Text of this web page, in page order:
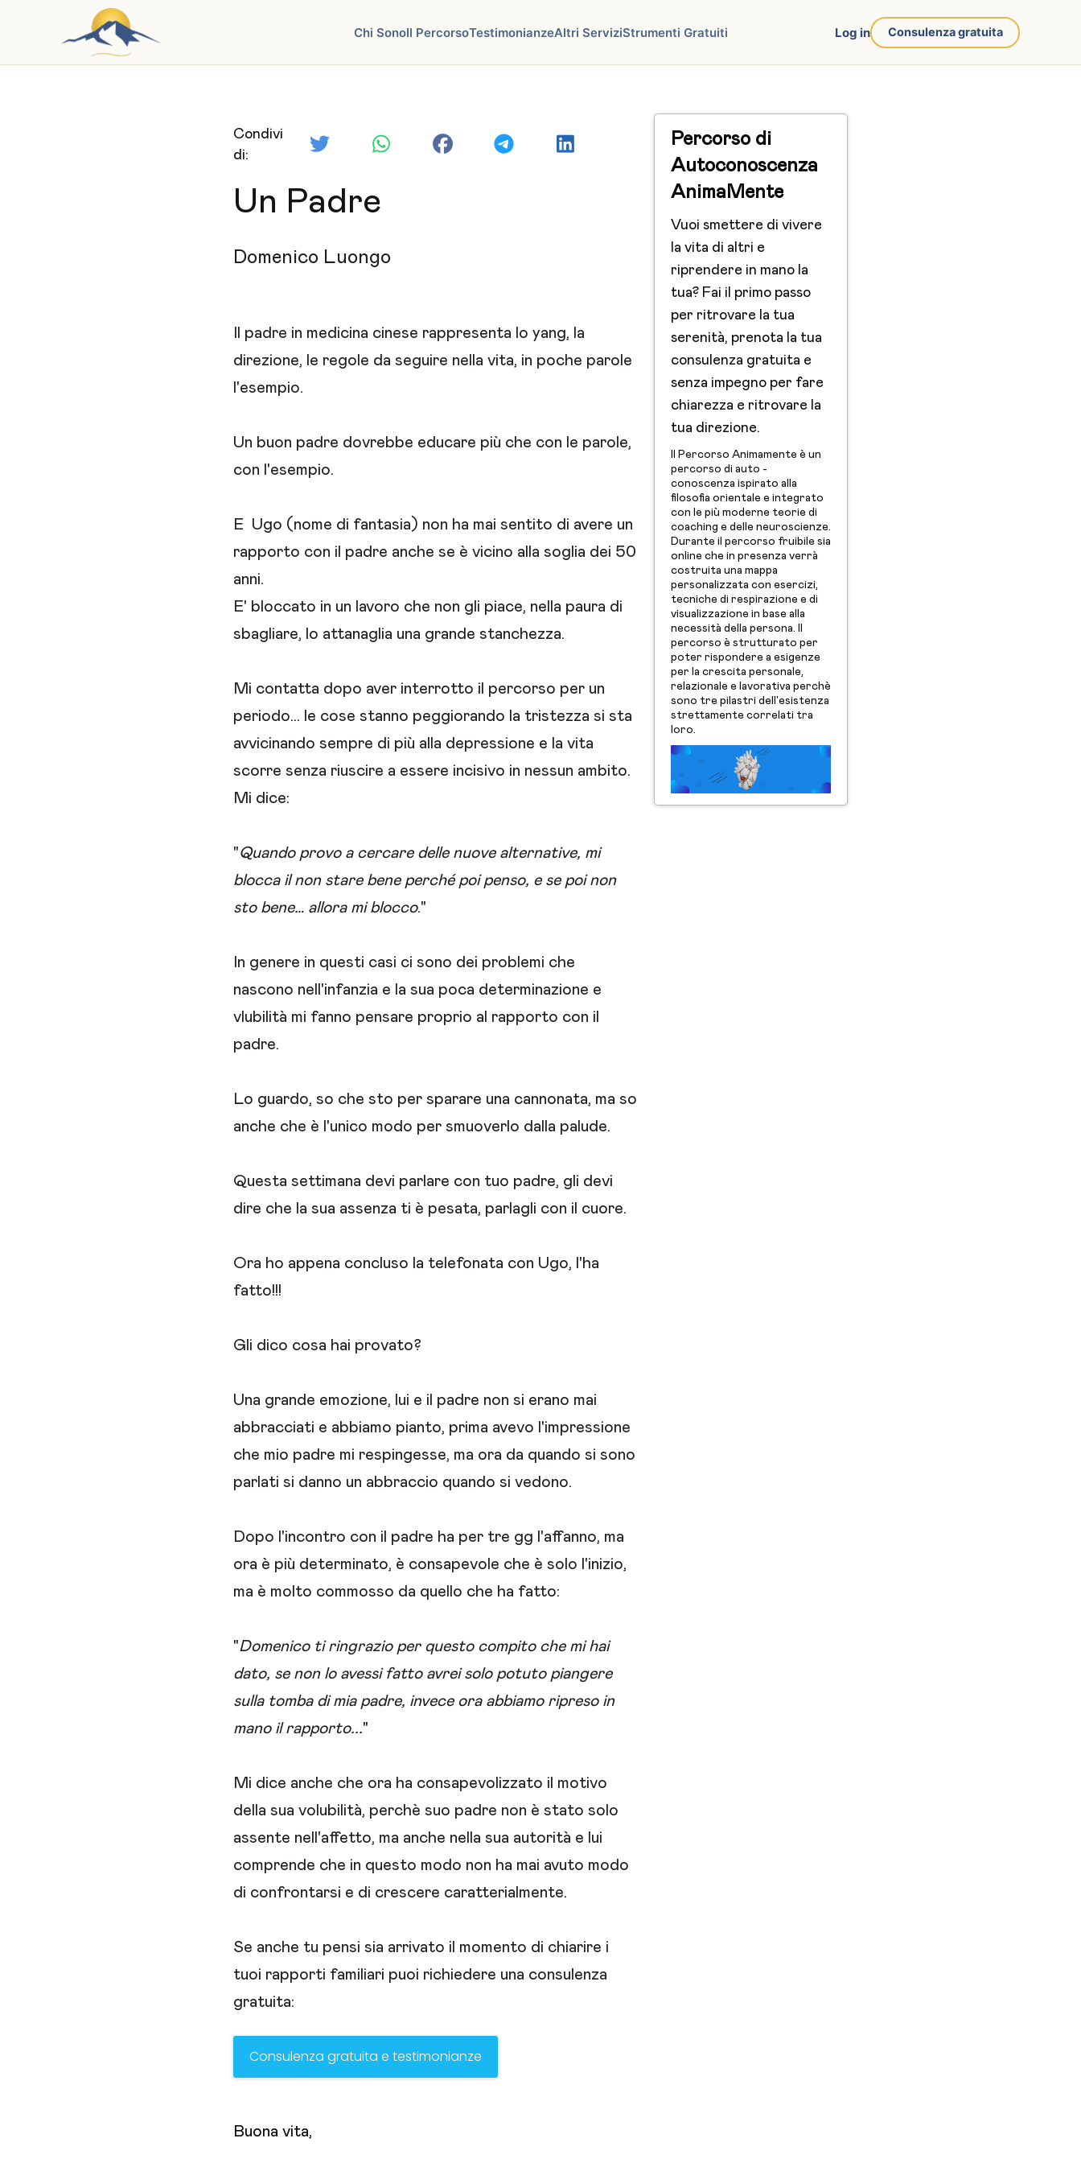
Chi SonoIl PercorsoTestimonianzeAltri ServiziStrumenti Gratuiti Log in Consulenza gratuita
Condivi
di:
Un Padre
Domenico Luongo
Il padre in medicina cinese rappresenta lo yang, la
direzione, le regole da seguire nella vita, in poche parole
l'esempio.
Un buon padre dovrebbe educare più che con le parole,
con l'esempio.
E Ugo (nome di fantasia) non ha mai sentito di avere un
rapporto con il padre anche se è vicino alla soglia dei 50
anni.
E' bloccato in un lavoro che non gli piace, nella paura di
sbagliare, lo attanaglia una grande stanchezza.
Mi contatta dopo aver interrotto il percorso per un
periodo... le cose stanno peggiorando la tristezza si sta
avvicinando sempre di più alla depressione e la vita
scorre senza riuscire a essere incisivo in nessun ambito.
Mi dice:
"Quando provo a cercare delle nuove alternative, mi
blocca il non stare bene perché poi penso, e se poi non
sto bene… allora mi blocco."
In genere in questi casi ci sono dei problemi che
nascono nell'infanzia e la sua poca determinazione e
vlubilità mi fanno pensare proprio al rapporto con il
padre.
Lo guardo, so che sto per sparare una cannonata, ma so
anche che è l'unico modo per smuoverlo dalla palude.
Questa settimana devi parlare con tuo padre, gli devi
dire che la sua assenza ti è pesata, parlagli con il cuore.
Ora ho appena concluso la telefonata con Ugo, l'ha
fatto!!!
Gli dico cosa hai provato?
Una grande emozione, lui e il padre non si erano mai
abbracciati e abbiamo pianto, prima avevo l'impressione
che mio padre mi respingesse, ma ora da quando si sono
parlati si danno un abbraccio quando si vedono.
Dopo l'incontro con il padre ha per tre gg l'affanno, ma
ora è più determinato, è consapevole che è solo l'inizio,
ma è molto commosso da quello che ha fatto:
"Domenico ti ringrazio per questo compito che mi hai
dato, se non lo avessi fatto avrei solo potuto piangere
sulla tomba di mia padre, invece ora abbiamo ripreso in
mano il rapporto..."
Mi dice anche che ora ha consapevolizzato il motivo
della sua volubilità, perchè suo padre non è stato solo
assente nell'affetto, ma anche nella sua autorità e lui
comprende che in questo modo non ha mai avuto modo
di confrontarsi e di crescere caratterialmente.
Se anche tu pensi sia arrivato il momento di chiarire i
tuoi rapporti familiari puoi richiedere una consulenza
gratuita:
Consulenza gratuita e testimonianze
Buona vita,
Percorso di
Autoconoscenza
AnimaMente
Vuoi smettere di vivere
la vita di altri e
riprendere in mano la
tua? Fai il primo passo
per ritrovare la tua
serenità, prenota la tua
consulenza gratuita e
senza impegno per fare
chiarezza e ritrovare la
tua direzione.
Il Percorso Animamente è un
percorso di auto -
conoscenza ispirato alla
filosofia orientale e integrato
con le più moderne teorie di
coaching e delle neuroscienze.
Durante il percorso fruibile sia
online che in presenza verrà
costruita una mappa
personalizzata con esercizi,
tecniche di respirazione e di
visualizzazione in base alla
necessità della persona. Il
percorso è strutturato per
poter rispondere a esigenze
per la crescita personale,
relazionale e lavorativa perchè
sono tre pilastri dell'esistenza
strettamente correlati tra
loro.